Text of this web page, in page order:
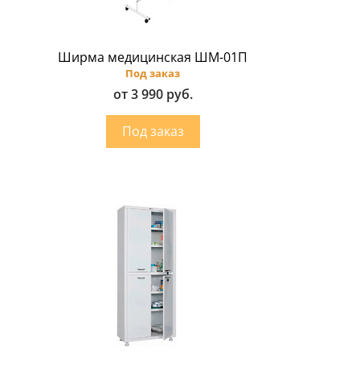
Ширма медицинская ШМ-01П
Под заказ
от 3 990 руб.